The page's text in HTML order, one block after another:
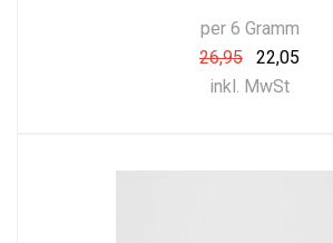
per 6 Gramm
26,95
22,05
inkl. MwSt